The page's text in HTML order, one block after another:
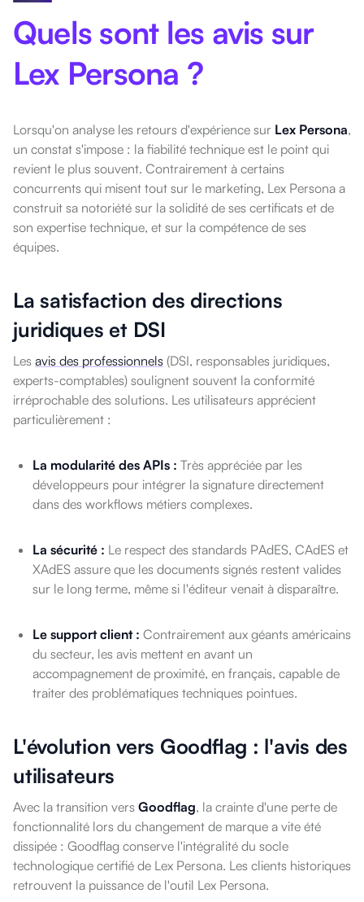
Quels sont les avis sur
Lex Persona ?
Lorsqu'on analyse les retours d'expérience sur Lex Persona,
un constat s'impose : la fiabilité technique est le point qui
revient le plus souvent. Contrairement à certains
concurrents qui misent tout sur le marketing, Lex Persona a
construit sa notoriété sur la solidité de ses certificats et de
son expertise technique, et sur la compétence de ses
équipes.
La satisfaction des directions
juridiques et DSI
Les avis des professionnels (DSI, responsables juridiques,
experts-comptables) soulignent souvent la conformité
irréprochable des solutions. Les utilisateurs apprécient
particulièrement :
La modularité des APIs : Très appréciée par les
développeurs pour intégrer la signature directement
dans des workflows métiers complexes.
La sécurité : Le respect des standards PAdES, CAdES et
XAdES assure que les documents signés restent valides
sur le long terme, même si l'éditeur venait à disparaître.
Le support client : Contrairement aux géants américains
du secteur, les avis mettent en avant un
accompagnement de proximité, en français, capable de
traiter des problématiques techniques pointues.
L'évolution vers Goodflag : l'avis des
utilisateurs
Avec la transition vers Goodflag, la crainte d'une perte de
fonctionnalité lors du changement de marque a vite été
dissipée : Goodflag conserve l'intégralité du socle
technologique certifié de Lex Persona. Les clients historiques
retrouvent la puissance de l'outil Lex Persona.